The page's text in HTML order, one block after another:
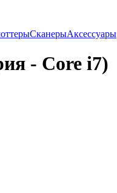
СканерыАксессуары
- Core i7)